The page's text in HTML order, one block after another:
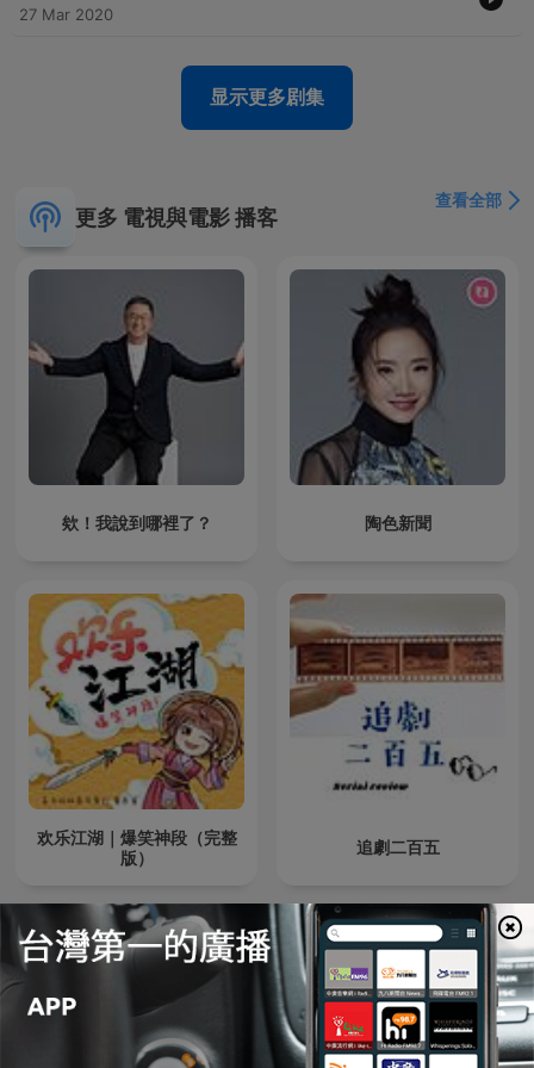
27 Mar 2020
显示更多剧集
更多 電視與電影 播客
查看全部
欸！我說到哪裡了？ 陶色新聞
欢乐江湖｜爆笑神段（完整
版）
追劇二百五